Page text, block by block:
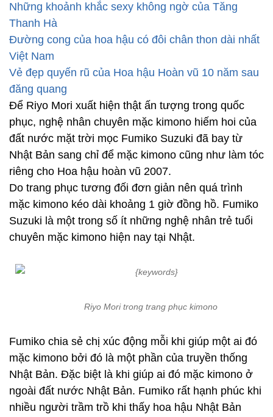
Những khoảnh khắc sexy không ngờ của Tăng
Thanh Hà
Đường cong của hoa hậu có đôi chân thon dài nhất
Việt Nam
Vẻ đẹp quyến rũ của Hoa hậu Hoàn vũ 10 năm sau
đăng quang
Để Riyo Mori xuất hiện thật ấn tượng trong quốc
phục, nghệ nhân chuyên mặc kimono hiếm hoi của
đất nước mặt trời mọc Fumiko Suzuki đã bay từ
Nhật Bản sang chỉ để mặc kimono cũng như làm tóc
riêng cho Hoa hậu hoàn vũ 2007.
Do trang phục tương đối đơn giản nên quá trình
mặc kimono kéo dài khoảng 1 giờ đồng hồ. Fumiko
Suzuki là một trong số ít những nghệ nhân trẻ tuổi
chuyên mặc kimono hiện nay tại Nhật.
Riyo Mori trong trang phục kimono
Fumiko chia sẻ chị xúc động mỗi khi giúp một ai đó
mặc kimono bởi đó là một phần của truyền thống
Nhật Bản. Đặc biệt là khi giúp ai đó mặc kimono ở
ngoài đất nước Nhật Bản. Fumiko rất hạnh phúc khi
nhiều người trầm trồ khi thấy hoa hậu Nhật Bản